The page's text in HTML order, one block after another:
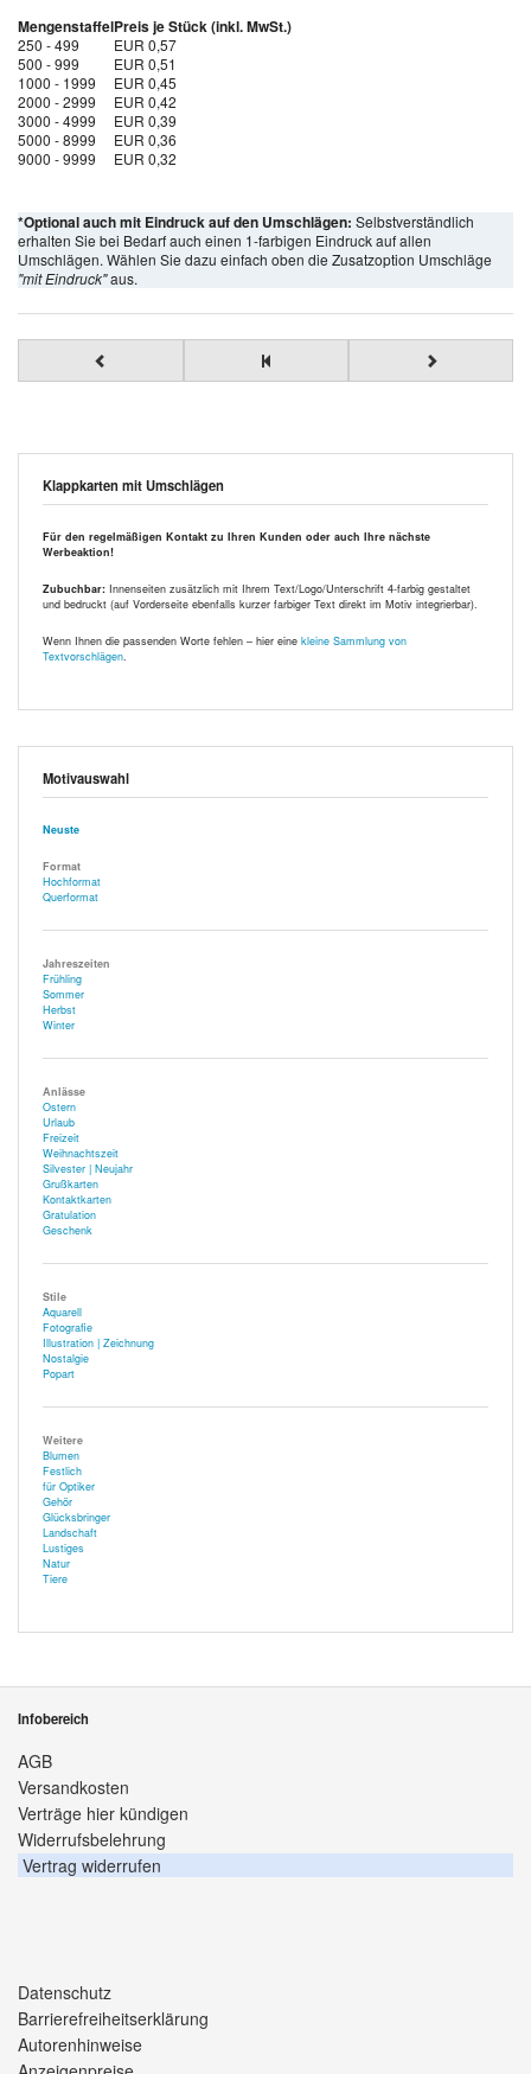
MengenstaffelPreis je Stück (inkl. MwSt.)
250 - 499
EUR 0,57
500 - 999
EUR 0,51
1000 - 1999
EUR 0,45
2000 - 2999
EUR 0,42
3000 - 4999
EUR 0,39
5000 - 8999
EUR 0,36
9000 - 9999
EUR 0,32
*Optional auch mit Eindruck auf den Umschlägen: Selbstverständlich
erhalten Sie bei Bedarf auch einen 1-farbigen Eindruck auf allen
Umschlägen. Wählen Sie dazu einfach oben die Zusatzoption Umschläge
"mit Eindruck"aus.
Klappkarten mit Umschlägen
Für den regelmäßigen Kontakt zu Ihren Kunden oder auch Ihre nächste
Werbeaktion!
Zubuchbar: Innenseiten zusätzlich mit Ihrem Text/Logo/Unterschrift 4-farbig gestaltet
und bedruckt (auf Vorderseite ebenfalls kurzer farbiger Text direkt im Motiv integrierbar).
Wenn Ihnen die passenden Worte fehlen – hier eine kleine Sammlung von
Textvorschlägen
Motivauswahl
Neuste
Format
Hochformat
Querformat
Jahreszeiten
Frühling
Sommer
Herbst
Winter
Anlässe
Ostern
Urlaub
Freizeit
Weihnachtszeit
Silvester | Neujahr
Grußkarten
Kontaktkarten
Gratulation
Geschenk
Stile
Aquarell
Fotografie
Illustration | Zeichnung
Nostalgie
Popart
Weitere
Blumen
Festlich
für Optiker
Gehör
Glücksbringer
Landschaft
Lustiges
Natur
Tiere
Infobereich
AGB
Versandkosten
Verträge hier kündigen
Widerrufsbelehrung
Vertrag widerrufen
Datenschutz
Barrierefreiheitserklärung
Autorenhinweise